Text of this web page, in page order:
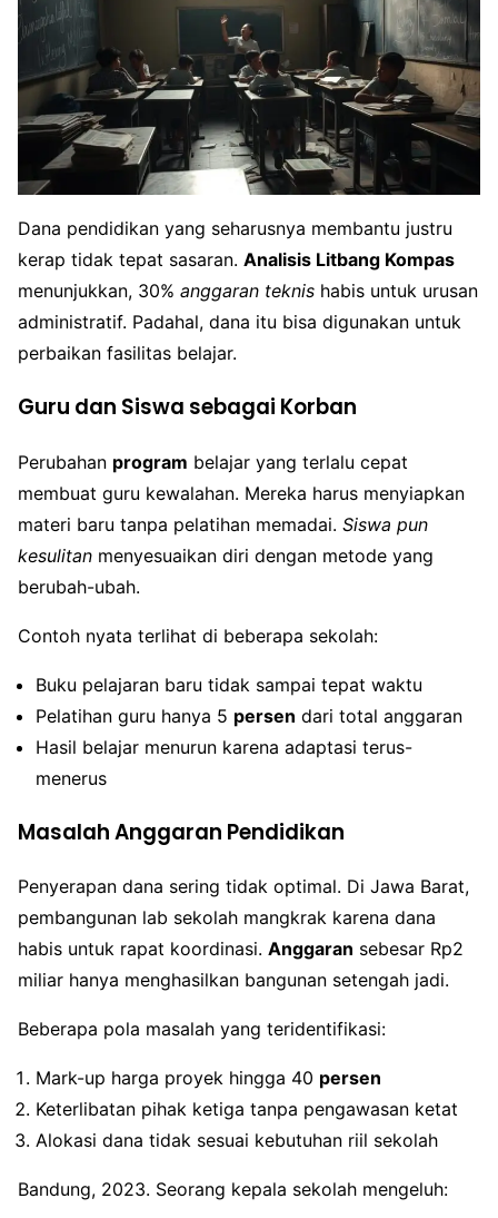
Dana pendidikan yang seharusnya membantu justru
kerap tidak tepat sasaran. Analisis Litbang Kompas
menunjukkan, 30% anggaran teknis habis untuk urusan
administratif. Padahal, dana itu bisa digunakan untuk
perbaikan fasilitas belajar.
Guru dan Siswa sebagai Korban
Perubahan program belajar yang terlalu cepat
membuat guru kewalahan. Mereka harus menyiapkan
materi baru tanpa pelatihan memadai. Siswa pun
kesulitan menyesuaikan diri dengan metode yang
berubah-ubah.
Contoh nyata terlihat di beberapa sekolah:
Buku pelajaran baru tidak sampai tepat waktu
Pelatihan guru hanya 5 persen dari total anggaran
Hasil belajar menurun karena adaptasi terus-
menerus
Masalah Anggaran Pendidikan
Penyerapan dana sering tidak optimal. Di Jawa Barat,
pembangunan lab sekolah mangkrak karena dana
habis untuk rapat koordinasi. Anggaran sebesar Rp2
miliar hanya menghasilkan bangunan setengah jadi.
Beberapa pola masalah yang teridentifikasi:
Mark-up harga proyek hingga 40 persen
Keterlibatan pihak ketiga tanpa pengawasan ketat
Alokasi dana tidak sesuai kebutuhan riil sekolah
Bandung, 2023. Seorang kepala sekolah mengeluh: